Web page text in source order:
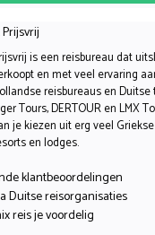
Prijsvrij
is een reisbureau dat
en met veel ervaring
reisbureaus en
Tours, DERTOUR en LMX
je kiezen uit erg veel
en lodges.
klantbeoordelingen
Duitse reisorganisaties
reis je voordelig